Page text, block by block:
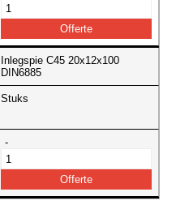
Inlegspie C45 20x12x100
DIN6885
Stuks
-